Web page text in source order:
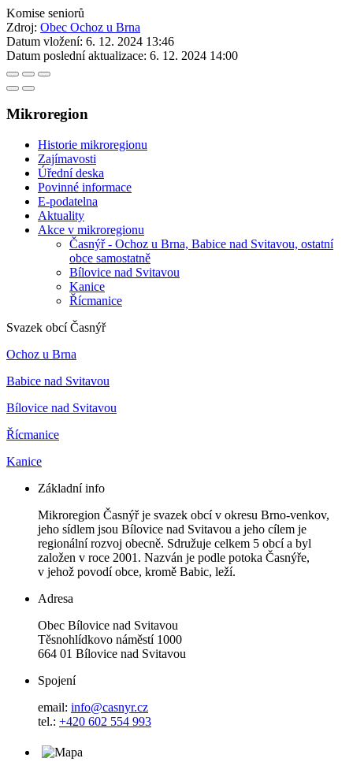
Komise seniorů
Zdroj: Obec Ochoz u Brna
Datum vložení: 6. 12. 2024 13:46
Datum poslední aktualizace: 6. 12. 2024 14:00
Mikroregion
Historie mikroregionu
Zajímavosti
Úřední deska
Povinné informace
E-podatelna
Aktuality
Akce v mikroregionu
Časnýř - Ochoz u Brna, Babice nad Svitavou, ostatní
obce samostatně
Bílovice nad Svitavou
Kanice
Řícmanice
Svazek obcí Časnýř
Ochoz u Brna
Babice nad Svitavou
Bílovice nad Svitavou
Řícmanice
Kanice
Základní info
Mikroregion Časnýř je svazek obcí v okresu Brno-venkov,
jeho sídlem jsou Bílovice nad Svitavou a jeho cílem je
regionální rozvoj obecně. Sdružuje celkem 5 obcí a byl
založen v roce 2001. Nazván je podle potoka Časnýře,
v jehož povodí obce, kromě Babic, leží.
Adresa
Obec Bílovice nad Svitavou
Těsnohlídkovo náměstí 1000
664 01 Bílovice nad Svitavou
Spojení
email: info@casnyr.cz
tel.: +420 602 554 993